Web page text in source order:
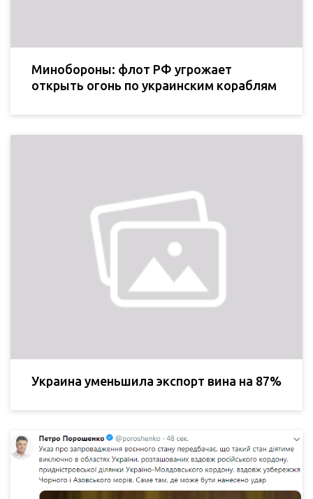
Минобороны: флот РФ угрожает
открыть огонь по украинским кораблям
Украина уменьшила экспорт вина на 87%